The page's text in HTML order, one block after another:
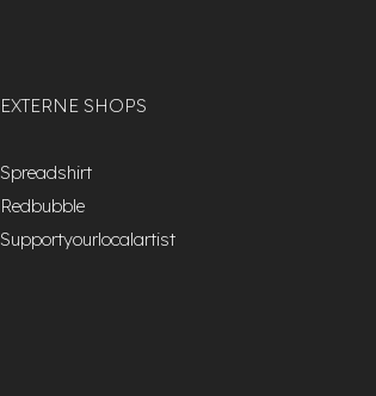
EXTERNE SHOPS
Spreadshirt
Redbubble
Supportyourlocalartist